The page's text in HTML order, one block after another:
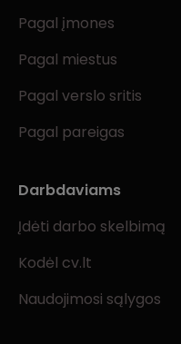
Pagal įmones
Pagal miestus
Pagal verslo sritis
Pagal pareigas
Darbdaviams
Įdėti darbo skelbimą
Kodėl cv.lt
Naudojimosi sąlygos